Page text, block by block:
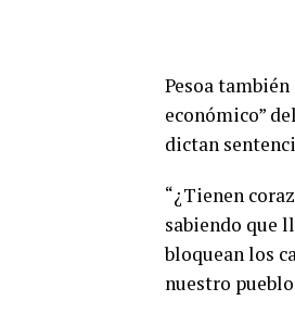
Pesoa
económico”
dictan
“¿Tienen
sabiendo que
bloquean los
nuestro